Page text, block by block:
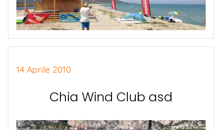
14 Aprile 2010
Chia Wind Club asd